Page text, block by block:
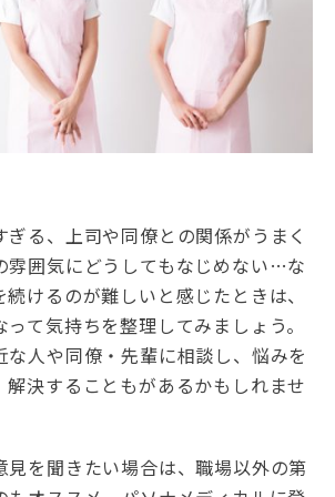
ぎる、上司や同僚との関係がうまく
雰囲気にどうしてもなじめない…な
けるのが難しいと感じたときは、
て気持ちを整理してみましょう。
な人や同僚・先輩に相談し、悩みを
解決することもがあるかもしれませ
見を聞きたい場合は、職場以外の第